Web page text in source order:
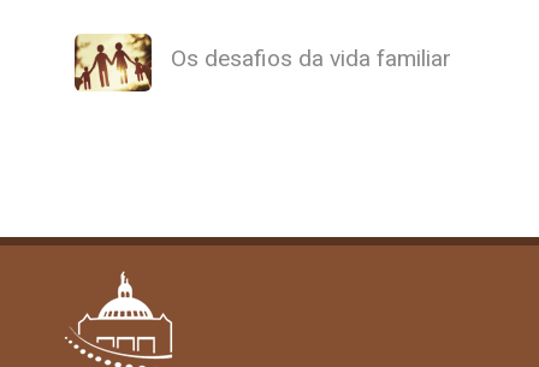
Os desafios da vida familiar